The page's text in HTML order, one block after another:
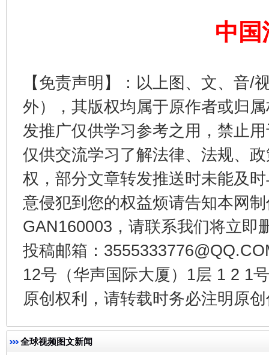
中国
【免责声明】：以上图、文、音/
外），其版权均属于原作者或归
发推广仅供学习参考之用，禁止
仅供交流学习了解法律、法规、
权，部分文章转发推送时未能及
意侵犯到您的权益烦请告知本网
GAN160003，请联系我们将立即
投稿邮箱：
12号（华声国际大厦）1层 1 2 1
原创权利，请转载时务必注明原
全球视频图文新闻
受贿1.44亿！段成刚被判无期 从幼
全民健身五年计划来了！等你上场